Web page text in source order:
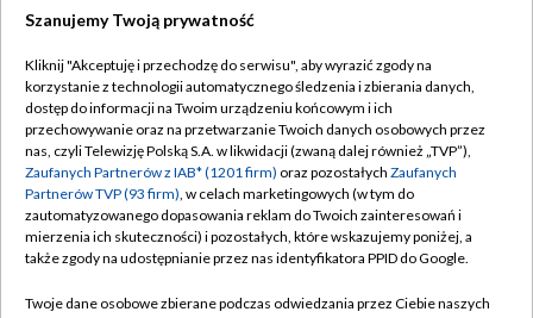
TVP
Abonament TVP
Emisja w TVP
Centrum informacji TVP
Naziemna Telewizja Cyfrowa
Regulamin TVP
Polityka prywatności
Moje zgody
Pomoc
Szanujemy Twoją prywatność
Kliknij "Akceptuję i przechodzę do serwisu", aby wyrazić zgody na
korzystanie z technologii automatycznego śledzenia i zbierania danych,
dostęp do informacji na Twoim urządzeniu końcowym i ich
przechowywanie oraz na przetwarzanie Twoich danych osobowych przez
nas, czyli Telewizję Polską S.A. w likwidacji (zwaną dalej również „TVP”),
Zaufanych Partnerów z IAB* (1201 firm) oraz pozostałych Zaufanych
Partnerów TVP (93 firm), w celach marketingowych (w tym do
zautomatyzowanego dopasowania reklam do Twoich zainteresowań i
mierzenia ich skuteczności) i pozostałych, które wskazujemy poniżej, a
także zgody na udostępnianie przez nas identyfikatora PPID do Google.
Twoje dane osobowe zbierane podczas odwiedzania przez Ciebie naszych